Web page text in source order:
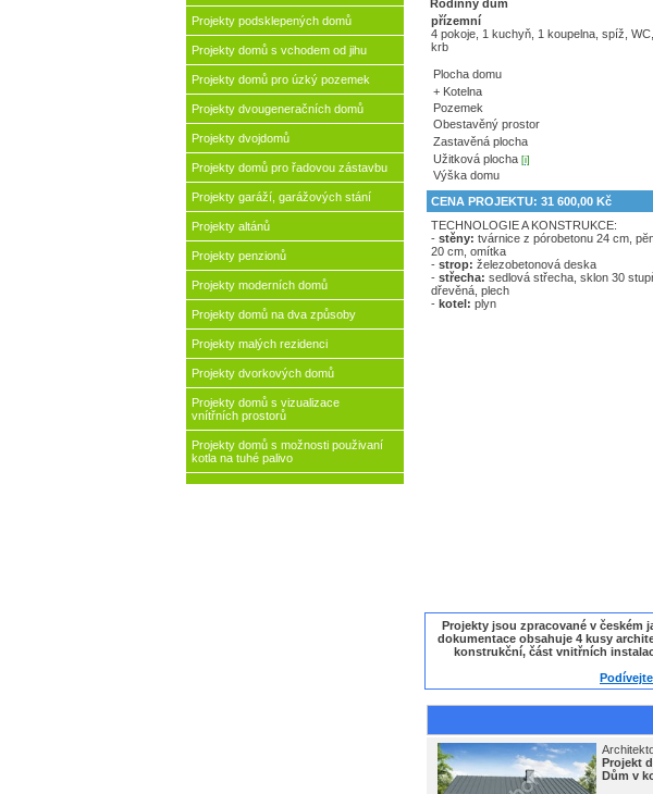
Projekty podsklepených domů
Projekty domů s vchodem od jihu
Projekty domů pro úzký pozemek
Projekty dvougeneračních domů
Projekty dvojdomů
Projekty domů pro řadovou zástavbu
Projekty garáží, garážových stání
Projekty altánů
Projekty penzionů
Projekty moderních domů
Projekty domů na dva způsoby
Projekty malých rezidenci
Projekty dvorkových domů
Projekty domů s vizualizace
vnítřních prostorů
Projekty domů s možnosti použivaní
kotla na tuhé palivo
Rodinný dům
přízemní
4 pokoje, 1 kuchyň, 1 koupelna, spíž,
krb
Plocha domu
+ Kotelna
Pozemek
Obestavěný prostor
Zastavěná plocha
Užitková plocha [i]
Výška domu
CENA PROJEKTU: 31 600,00 Kč
TECHNOLOGIE A KONSTRUKCE:
- stěny: tvárnice z pórobetonu 24 cm,
20 cm, omítka
- strop: železobetonová deska
- střecha: sedlová střecha, sklon 30
dřevěná, plech
- kotel: plyn
Projekty jsou zpracované v českém
dokumentace obsahuje 4 kusy
konstrukční, část vnitřních
Projekt
Dům v